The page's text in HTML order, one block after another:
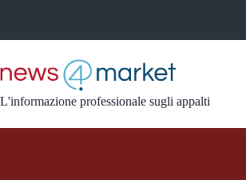
L'informazione professionale sugli appalti